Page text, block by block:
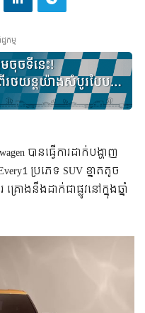
កម្ម
បានធ្វើការដាក់បង្ហាញ
ប្រភេទ SUV ខ្នាតតូច
ោងនឹងដាក់ជាផ្លូវនៅក្នុងឆ្នាំ